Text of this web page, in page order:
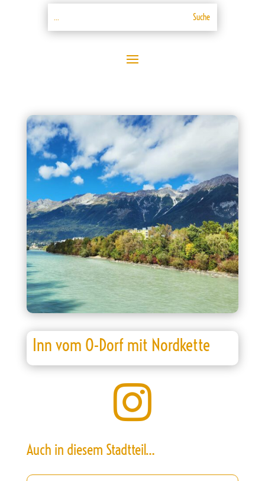
Inn vom O-Dorf mit Nordkette

Auch in diesem Stadtteil…